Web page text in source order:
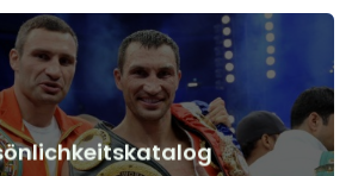
Details anzeigen